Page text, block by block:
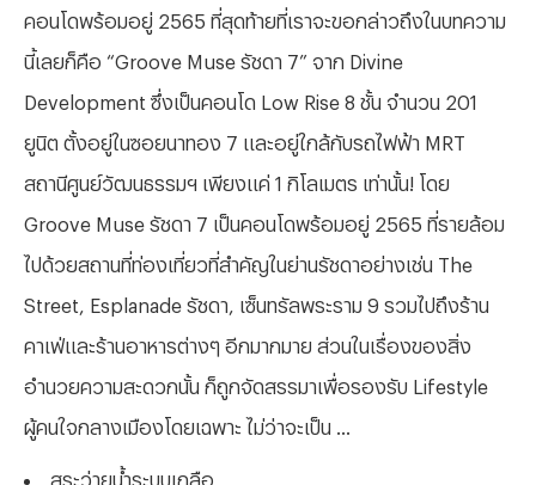
คอนโดพร้อมอยู่ 2565 ที่สุดท้ายที่เราจะขอกล่าวถึงในบทความ
นี้เลยก็คือ “Groove Muse รัชดา 7” จาก Divine
Development ซึ่งเป็นคอนโด Low Rise 8 ชั้น จำนวน 201
ยูนิต ตั้งอยู่ในซอยนาทอง 7 และอยู่ใกล้กับรถไฟฟ้า MRT
สถานีศูนย์วัฒนธรรมฯ เพียงแค่ 1 กิโลเมตร เท่านั้น! โดย
Groove Muse รัชดา 7 เป็นคอนโดพร้อมอยู่ 2565 ที่รายล้อม
ไปด้วยสถานที่ท่องเที่ยวที่สำคัญในย่านรัชดาอย่างเช่น The
Street, Esplanade รัชดา, เซ็นทรัลพระราม 9 รวมไปถึงร้าน
คาเฟ่และร้านอาหารต่างๆ อีกมากมาย ส่วนในเรื่องของสิ่ง
อำนวยความสะดวกนั้น ก็ถูกจัดสรรมาเพื่อรองรับ Lifestyle
ผู้คนใจกลางเมืองโดยเฉพาะ ไม่ว่าจะเป็น ...
สระว่ายน้ำระบบเกลือ